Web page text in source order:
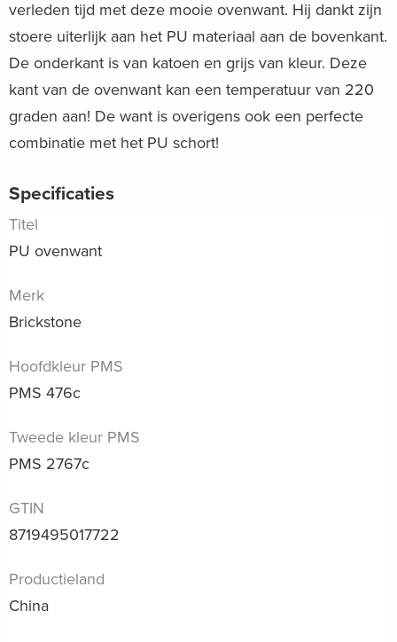
verleden tijd met deze mooie ovenwant. Hij dankt zijn
stoere uiterlijk aan het PU materiaal aan de bovenkant.
De onderkant is van katoen en grijs van kleur. Deze
kant van de ovenwant kan een temperatuur van 220
graden aan! De want is overigens ook een perfecte
combinatie met het PU schort!
Specificaties
Titel
PU ovenwant
Merk
Brickstone
Hoofdkleur PMS
PMS 476c
Tweede kleur PMS
PMS 2767c
GTIN
8719495017722
Productieland
China